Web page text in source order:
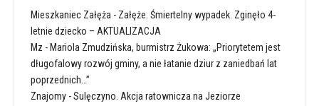
Mieszkaniec Załęża - Załęże. Śmiertelny wypadek. Zginęło 4-
letnie dziecko – AKTUALIZACJA
Mz - Mariola Zmudzińska, burmistrz Żukowa: „Priorytetem jest
długofalowy rozwój gminy, a nie łatanie dziur z zaniedbań lat
poprzednich…”
Znajomy-Sulęczyno. Akcja ratownicza na Jeziorze